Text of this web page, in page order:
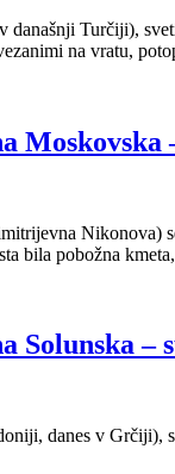
Turčiji),
na vratu,
Moskovska
Nikonova)
bila pobožna
Solunska –
danes v Grčiji),